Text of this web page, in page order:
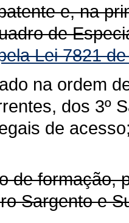
e, na
de
Lei 7821
na ordem
dos 3º
de
de formação,
Sargento e